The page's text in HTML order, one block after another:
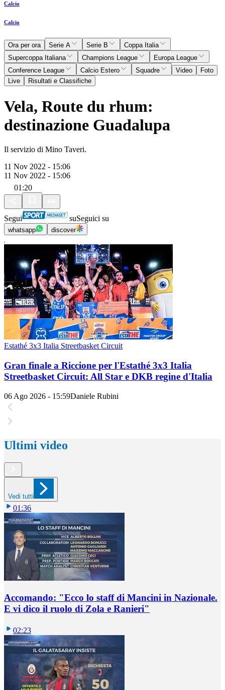
Calcio
Calcio
Ora per ora Serie A Serie B
Coppa Italia
Supercoppa Italiana
Champions League
Europa League
Conference League
Calcio Estero Squadre Video
Foto
Live
Risultati e Classifiche
Vela, Route du rhum:
destinazione Guadalupa
Il servizio di Mino Taveri.
11 Nov 2022 - 15:06
11 Nov 2022 - 15:06
01:20
Segui suSeguici su
whatsapp discover
Estathé 3x3 Italia Streetbasket Circuit
Gran finale a Riccione per l'Estathé 3x3 Italia
Streetbasket Circuit: All Star e DKB regine d'Italia
06 Ago 2026 - 15:59Daniele Rubini
Ultimi video
Vedi tutti
01:36
Accomando: "Ecco lo staff di Mancini in Nazionale.
E vi dico il ruolo di Zola e Ranieri"
02:23